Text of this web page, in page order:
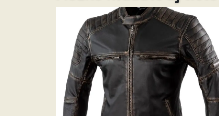
Nohavice majú odnímateľné traky.
Protišmykový materiál v oblasti sedu.
Sťahovacie pásky v páse a na nohaviciach
Dvojité a trojité švy v namáhaných
Stretchové panely v oblasti bedier a nad
neobmedzený pohyb.